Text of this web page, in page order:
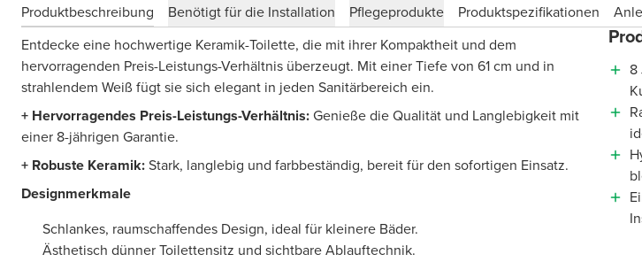
Produktbeschreibung Benötigt für die Installation Pflegeprodukte Produktspezifikationen
Entdecke eine hochwertige Keramik-Toilette, die mit ihrer Kompaktheit und dem
hervorragenden Preis-Leistungs-Verhältnis überzeugt. Mit einer Tiefe von 61 cm und in
strahlendem Weiß fügt sie sich elegant in jeden Sanitärbereich ein.
+ Hervorragendes Preis-Leistungs-Verhältnis:Genieße die Qualität und Langlebigkeit mit
einer 8-jährigen Garantie.
+ Robuste Keramik:Stark, langlebig und farbbeständig, bereit für den sofortigen Einsatz.
Designmerkmale
Schlankes, raumschaffendes Design, ideal für kleinere Bäder.
Ästhetisch dünner Toilettensitz und sichtbare Ablauftechnik.
8